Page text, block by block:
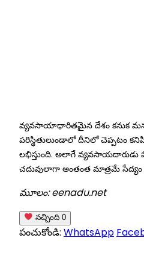
వ్యవసాయాధారితమైన దేశం కనుక
పరిస్థితులుండాలో దీనిలో చెప్పటం
లభిస్తుంది. అలాగే వ్యవసాయదారుడు
చదువులాగా అంతంత మాత్రమే సేద్యం
మూలం: eenadu.net
నచ్చింది 0
పంచుకోండి: WhatsApp